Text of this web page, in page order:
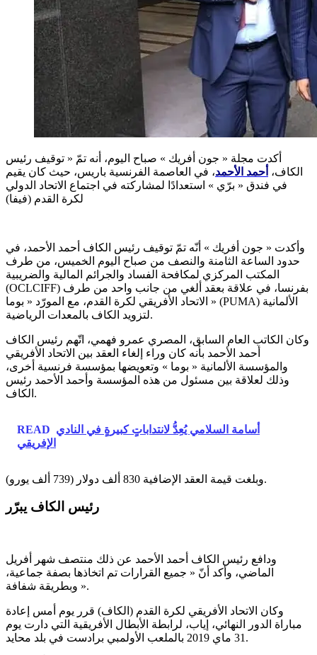
أكدت مجلة « جون أفريك » صباح اليوم، أنه تمّ « توقيف رئيس
الكاف، أحمد الأحمد، في العاصمة الفرنسية باريس، حيث كان يقيم
في فندق « برّي » استعدادًا لمشاركته في اجتماع الاتحاد الدولي
لكرة القدم (فيفا)
وأكدت « جون أفريك » أنّه تمّ توقيف رئيس الكاف أحمد الأحمد، في
حدود الساعة الثامنة والنصف من صباح اليوم الخميس، من طرف
المكتب المركزي لمكافحة الفساد والجرائم المالية والضريبية
(OCLCIFF) بفرنسا، في علاقة بعقد ألغي من جانب واحد من طرف
الاتحاد الأفريقي لكرة القدم، مع المورّد « بوما » (PUMA) الألمانية
لتزويد الكاف بالمعدات الرياضية.
وكان الكاتب العام السابق، المصري عمرو فهمي، اتّهم رئيس الكاف
أحمد الأحمد بأنه كان وراء إلغاء العقد بين الاتحاد الأفريقي
والمؤسسة الألمانية « بوما » وتعويضها بمؤسسة فرنسية أخرى،
وذلك لعلاقة بين مسئول من هذه المؤسسة وأحمد الأحمد رئيس
الكاف.
READ أسامة السلامي يُعِدُّ لانتداباتٍ كبيرةٍ في النادي
الإفريقي
وبلغت قيمة العقد الإضافية 830 ألف دولار (739 ألف يورو).
رئيس الكاف يبرّر
ودافع رئيس الكاف أحمد الأحمد عن ذلك منتصف شهر أفريل
الماضي، وأكد أنّ « جميع القرارات تم اتخاذها بصفة جماعية،
وبطريقة شفافة ».
وكان الاتحاد الأفريقي لكرة القدم (الكاف) قرر يوم أمس إعادة
مباراة الدور النهائي، إياب، لرابطة الأبطال الأفريقية التي دارت يوم
31 ماي 2019 بالملعب الأولمبي برادست في بلد محايد.